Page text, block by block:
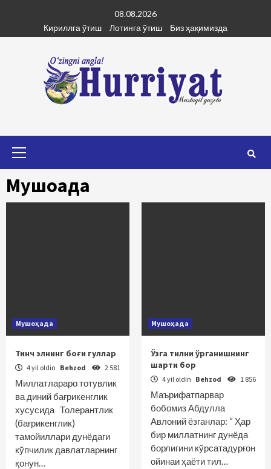
content
08.08.2026
Кириллга ўтиш
Лотинга ўтиш Биз ҳақимизда
Мушоҳада
Мушоҳада
Тинч элнинг боғи гуллар
4 yil oldin Behzod 2 581
Миллатлараро тотувлик
ва диний бағрикенглик
хусусида Толерантлик
(бағрикенглик)
тамойиллари дунёдаги
кўпчилик давлатларнинг
қонун…
Мушоҳада
Ўзга тилни ўрганишнинг
шарти бор
4 yil oldin Behzod 1 856
Маърифатпарвар
бобомиз Абдулла
Авлоний ёзганлар: “ Ҳар
бир миллатнинг дунёда
борлигини кўрсатадурғон
ойинаи ҳаёти тил…